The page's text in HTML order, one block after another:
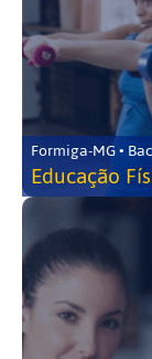
Formiga-MG •
Educação